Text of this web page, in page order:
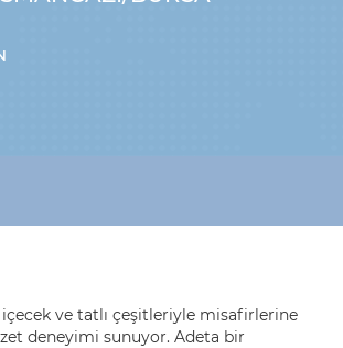
içecek ve tatlı çeşitleriyle misafirlerine
deneyimi sunuyor. Adeta bir